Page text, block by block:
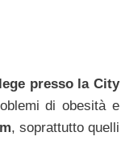
presso la City
di obesità e
, soprattutto quelli